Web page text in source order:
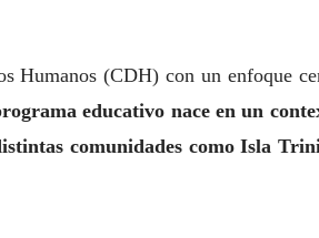
Humanos (CDH) con un enfoque
educativo nace en un
comunidades como Isla